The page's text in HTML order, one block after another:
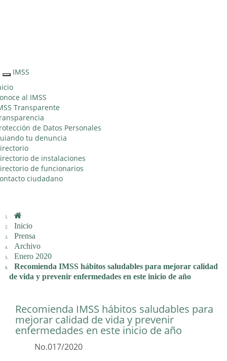
Interruptor
de
Navegación
IMSS
al IMSS
Transparente
de Datos Personales
tu denuncia
de instalaciones
de funcionarios
ciudadano
Inicio
Prensa
Archivo
Enero 2020
Recomienda IMSS hábitos saludables para mejorar calidad
de vida y prevenir enfermedades en este inicio de año
Recomienda IMSS hábitos saludables para
mejorar calidad de vida y prevenir
enfermedades en este inicio de año
No.017/2020